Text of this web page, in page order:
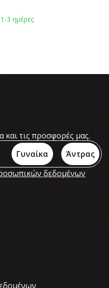
3 ημέρες
και τις προσφορές μας.
Άντρας
Γυναίκα
δεδομένων